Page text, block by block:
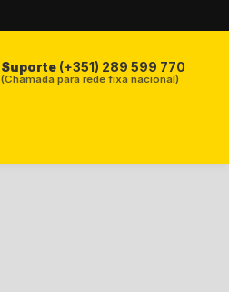
Suporte (+351) 289 599 770
(Chamada para rede fixa nacional)